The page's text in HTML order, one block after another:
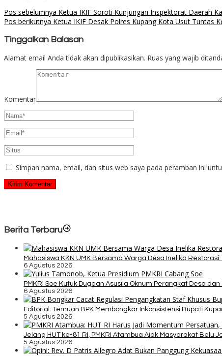
Pos sebelumnya Ketua IKIF Soroti Kunjungan Inspektorat Daerah
Pos berikutnya Ketua IKIF Desak Polres Kupang Kota Usut Tuntas
Tinggalkan Balasan
Alamat email Anda tidak akan dipublikasikan. Ruas yang wajib
Komentar
Simpan nama, email, dan situs web saya pada peramban ini
Berita Terbaru
Mahasiswa KKN UMK Bersama Warga Desa Inelika
6 Agustus 2026
PMKRI Soe Kutuk Dugaan Asusila Oknum Perangkat Desa
6 Agustus 2026
Editorial: Temuan BPK Membongkar Inkonsistensi Bupati
5 Agustus 2026
Jelang HUT ke-81 RI, PMKRI Atambua Ajak Masyarakat Belu
5 Agustus 2026